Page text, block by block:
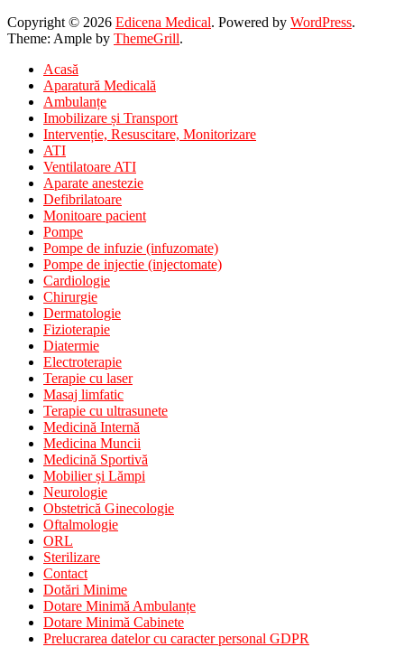
Copyright © 2026 Edicena Medical. Powered by WordPress.
Theme: Ample by ThemeGrill.
Acasă
Aparatură Medicală
Ambulanțe
Imobilizare și Transport
Intervenție, Resuscitare, Monitorizare
ATI
Ventilatoare ATI
Aparate anestezie
Defibrilatoare
Monitoare pacient
Pompe
Pompe de infuzie (infuzomate)
Pompe de injectie (injectomate)
Cardiologie
Chirurgie
Dermatologie
Fizioterapie
Diatermie
Electroterapie
Terapie cu laser
Masaj limfatic
Terapie cu ultrasunete
Medicină Internă
Medicina Muncii
Medicină Sportivă
Mobilier și Lămpi
Neurologie
Obstetrică Ginecologie
Oftalmologie
ORL
Sterilizare
Contact
Dotări Minime
Dotare Minimă Ambulanțe
Dotare Minimă Cabinete
Prelucrarea datelor cu caracter personal GDPR